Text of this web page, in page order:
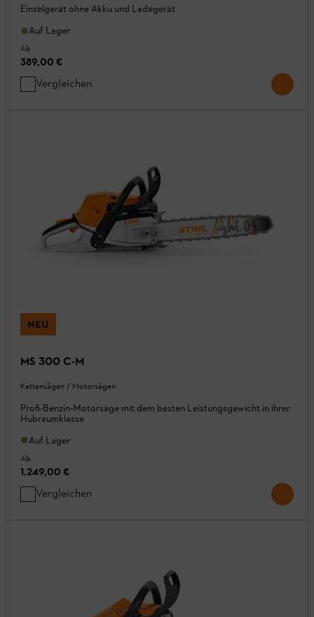
Einzelgerät ohne Akku und Ladegerät
Auf Lager
Ab
389,00 €
Vergleichen
NEU
MS 300 C-M
Kettensägen / Motorsägen
Profi-Benzin-Motorsäge mit dem besten Leistungsgewicht in ihrer
Hubraumklasse
Auf Lager
Ab
1.249,00 €
Vergleichen